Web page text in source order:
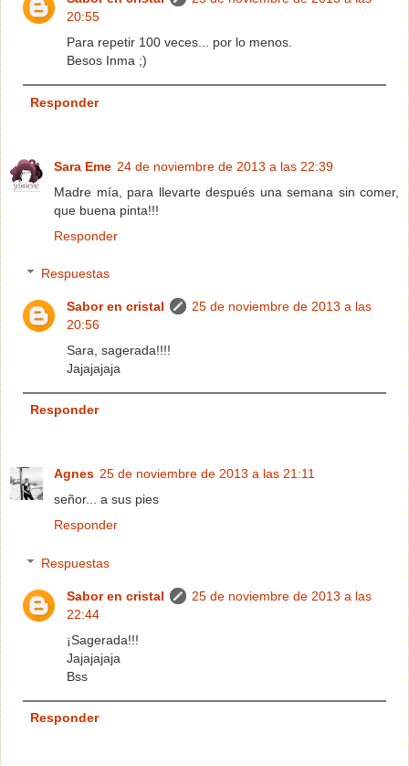
20:55
Para repetir 100 veces... por lo menos.
Besos Inma ;)
Responder
Sara Eme 24 de noviembre de 2013 a las 22:39
Madre mía, para llevarte después una semana sin comer,
que buena pinta!!!
Responder
Respuestas
Sabor en cristal
25 de noviembre de 2013 a las
20:56
Sara, sagerada!!!!
Jajajajaja
Responder
Agnes 25 de noviembre de 2013 a las 21:11
señor... a sus pies
Responder
Respuestas
Sabor en cristal
25 de noviembre de 2013 a las
22:44
¡Sagerada!!!
Jajajajaja
Bss
Responder